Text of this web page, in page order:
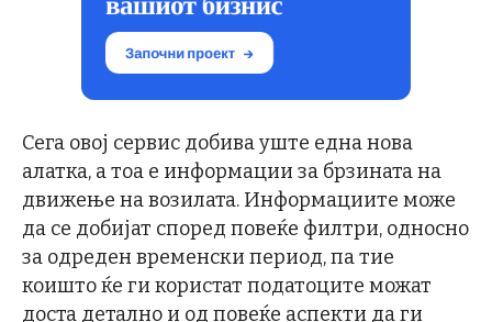
Сега овој сервис добива уште една нова
алатка, а тоа е информации за брзината на
движење на возилата. Информациите може
да се добијат според повеќе филтри, односно
за одреден временски период, па тие
коишто ќе ги користат податоците можат
доста детално и од повеќе аспекти да ги